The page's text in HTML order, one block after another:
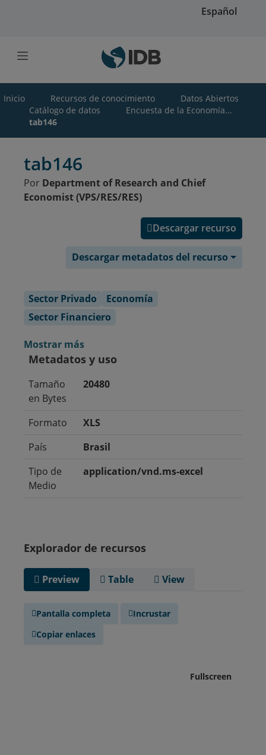
Español
Inicio Recursos de conocimiento
Datos Abiertos
Catálogo de datos
Encuesta de la Economía...
tab146
tab146
Por Department of Research and Chief
Economist (VPS/RES/RES)
Descargar recurso
Descargar metadatos del recurso
Sector Privado
Economía
Sector Financiero
Mostrar más
Metadatos y uso
Tamaño
en Bytes
20480
Formato
XLS
País
Brasil
Tipo de
Medio
application/vnd.ms-excel
Explorador de recursos
Preview Table View
Pantalla completa
Incrustar
Copiar enlaces
Fullscreen